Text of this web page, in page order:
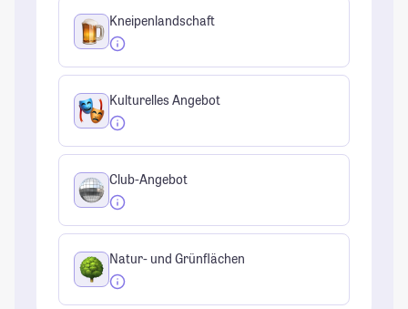
Kneipenlandschaft
Kulturelles Angebot
Club-Angebot
Natur- und Grünflächen